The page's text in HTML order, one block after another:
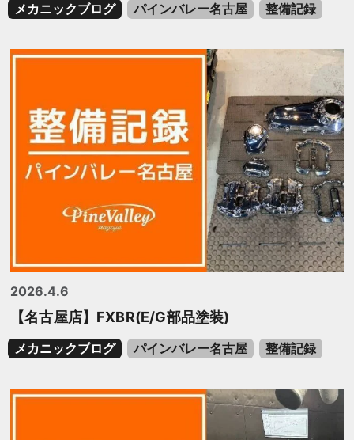
メカニックブログ パインバレー名古屋 整備記録
2026.4.6
【名古屋店】FXBR(E/G部品塗装)
メカニックブログ パインバレー名古屋 整備記録